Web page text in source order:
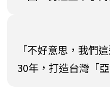
「不好意思，我們
30年，打造台灣「